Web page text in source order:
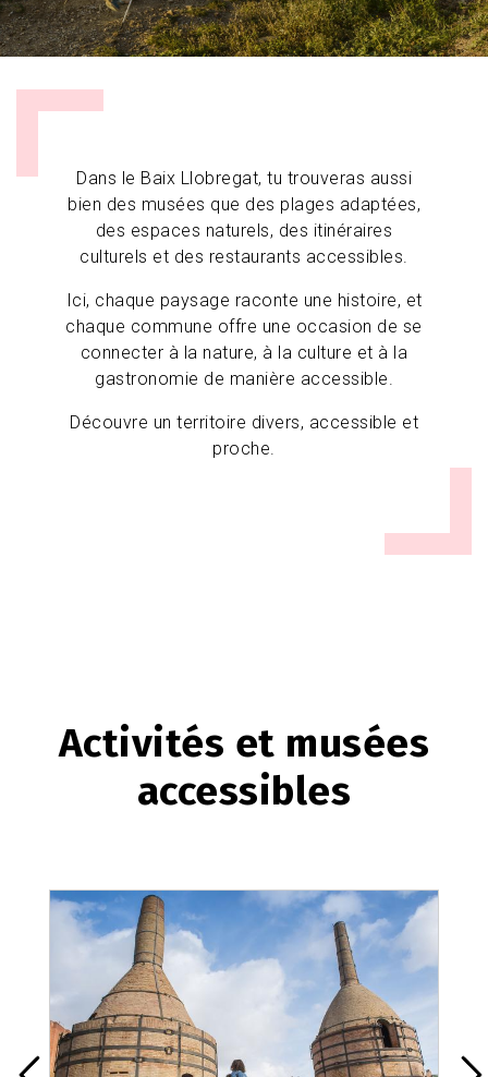
Dans le Baix Llobregat, tu trouveras aussi
bien des musées que des plages adaptées,
des espaces naturels, des itinéraires
culturels et des restaurants accessibles.
Ici, chaque paysage raconte une histoire, et
chaque commune offre une occasion de se
connecter à la nature, à la culture et à la
gastronomie de manière accessible.
Découvre un territoire divers, accessible et
proche.
Activités et musées
accessibles